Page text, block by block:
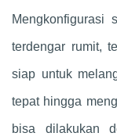
Mengkonfigurasi
terdengar rumit,
siap untuk
tepat hingga
bisa dilakukan